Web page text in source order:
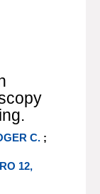
C. ;
12,